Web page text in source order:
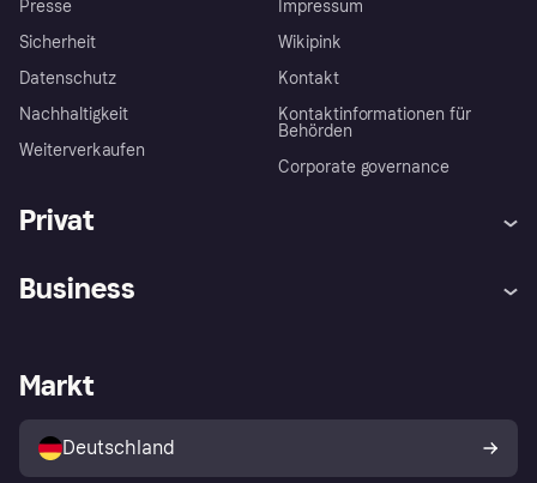
Presse
Sicherheit
Datenschutz
Nachhaltigkeit
Weiterverkaufen
Impressum
Wikipink
Kontakt
Kontaktinformationen für
Behörden
Corporate governance
Privat
Klarna App
Shops entdecken
Käuferschutzrichtlinie
Dein Widerrufsrecht
Business
Händlerportal
Markt
Deutschland